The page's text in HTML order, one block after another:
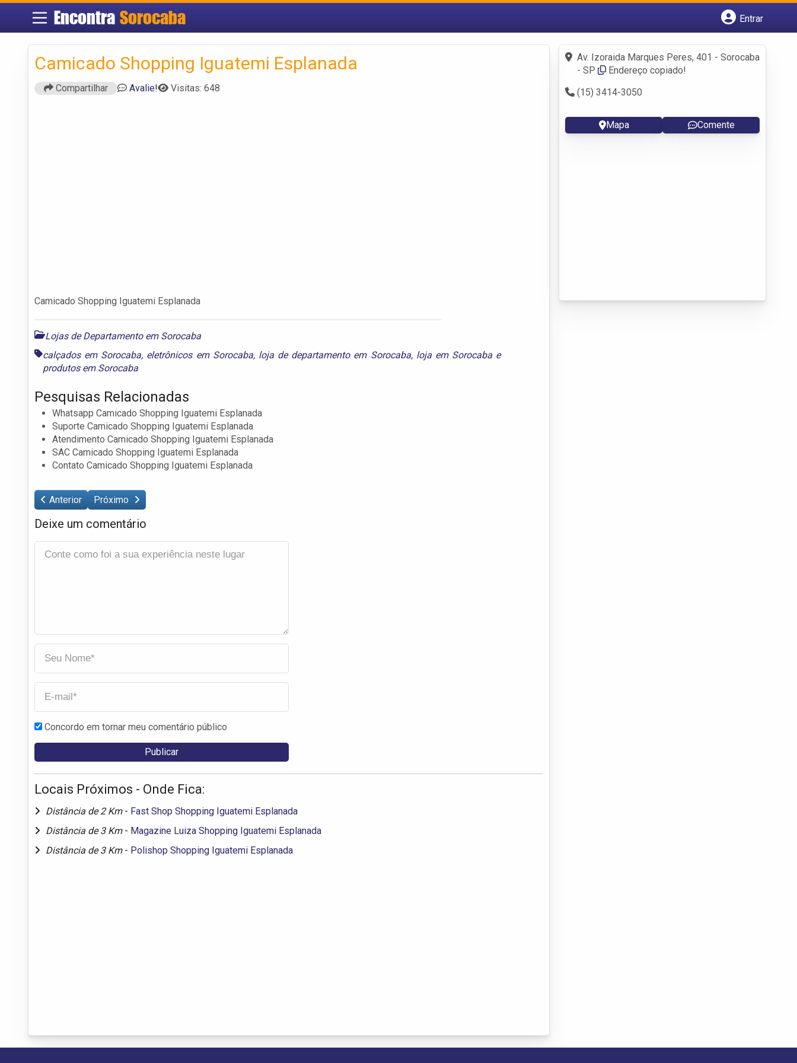
Encontra Sorocaba
Entrar
Fazer login
Criar conta
Camicado Shopping Iguatemi Esplanada
Compartilhar Avalie! Visitas: 648
Camicado Shopping Iguatemi Esplanada
Lojas de Departamento em Sorocaba
calçados em Sorocaba, eletrônicos em Sorocaba, loja de departamento em Sorocaba, loja em Sorocaba e
produtos em Sorocaba
Pesquisas Relacionadas
Whatsapp Camicado Shopping Iguatemi Esplanada
Suporte Camicado Shopping Iguatemi Esplanada
Atendimento Camicado Shopping Iguatemi Esplanada
SAC Camicado Shopping Iguatemi Esplanada
Contato Camicado Shopping Iguatemi Esplanada
Anterior Próximo
Deixe um comentário
Concordo em tornar meu comentário público
Locais Próximos - Onde Fica:
Distância de 2 Km - Fast Shop Shopping Iguatemi Esplanada
Distância de 3 Km - Magazine Luiza Shopping Iguatemi Esplanada
Distância de 3 Km - Polishop Shopping Iguatemi Esplanada
Av. Izoraida Marques Peres, 401 - Sorocaba
- SP
Endereço copiado!
(15) 3414-3050
Mapa Comente